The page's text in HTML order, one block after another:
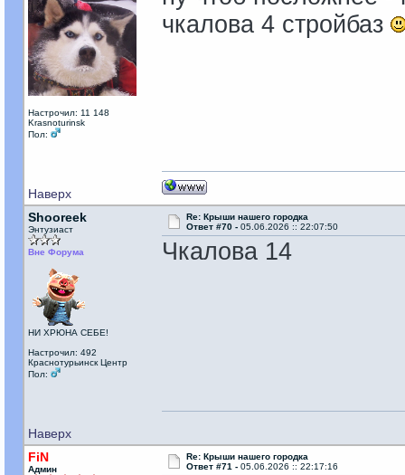
Настрочил: 11 148
Krasnoturinsk
Пол:
чкалова 4 стройбаз
Наверх
Shooreek
Энтузиаст
Вне Форума
НИ ХРЮНА СЕБЕ!
Настрочил: 492
Краснотурьинск Центр
Пол:
Re: Крыши нашего городка
Ответ #70 - 05.06.2026 :: 22:07:50
Чкалова 14
Наверх
FiN
Админ
Re: Крыши нашего городка
Ответ #71 - 05.06.2026 :: 22:17:16